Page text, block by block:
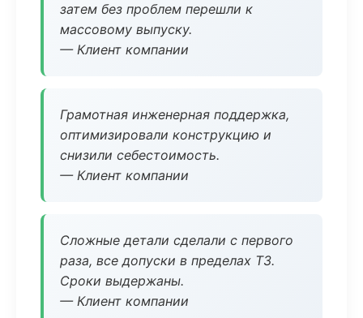
затем без проблем перешли к
массовому выпуску.
— Клиент компании
Грамотная инженерная поддержка,
оптимизировали конструкцию и
снизили себестоимость.
— Клиент компании
Сложные детали сделали с первого
раза, все допуски в пределах ТЗ.
Сроки выдержаны.
— Клиент компании